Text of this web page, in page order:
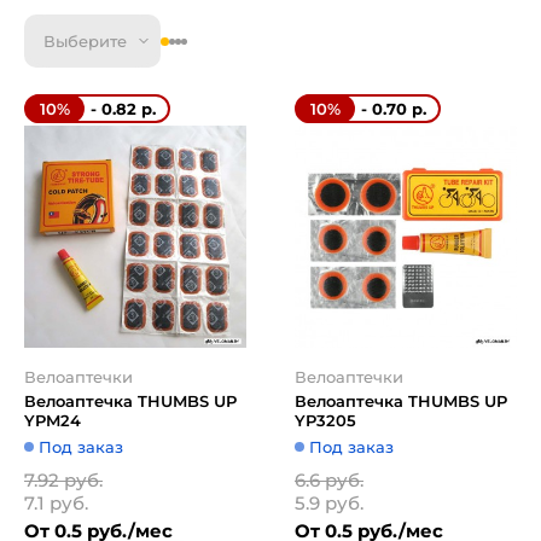
Выберите
10% - 0.82 р.
Велоаптечки
Велоаптечка THUMBS UP
YPM24
Под заказ
7.92 руб.
7.1 руб.
От 0.5 руб./мес
10% - 0.70 р.
Велоаптечки
Велоаптечка THUMBS UP
YP3205
Под заказ
6.6 руб.
5.9 руб.
От 0.5 руб./мес